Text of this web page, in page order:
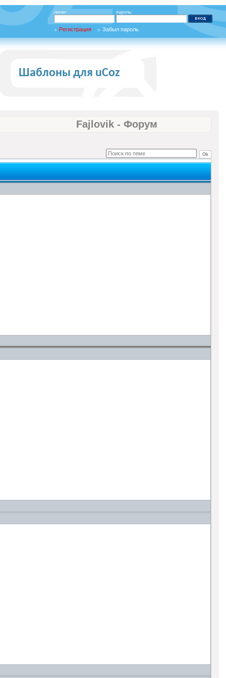
логин: пароль:
Регистрация Забыл пароль
Шаблоны для uCoz
Fajlovik - Форум